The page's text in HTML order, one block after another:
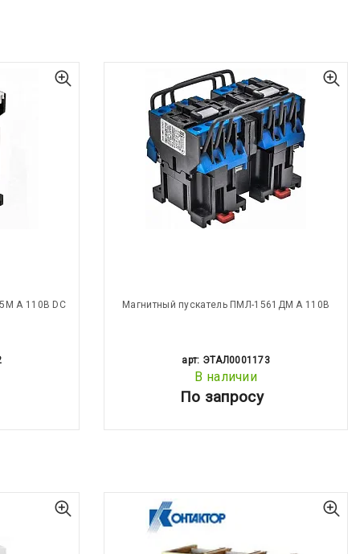
А 110В DC Магнитный пускатель ПМЛ-1561ДМ А 110В
арт: ЭТАЛ0001173
В наличии
По запросу